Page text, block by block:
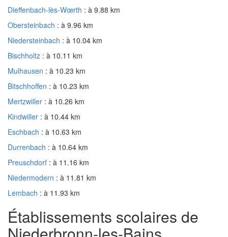
Dieffenbach-lès-Wœrth : à 9.88 km
Obersteinbach : à 9.96 km
Niedersteinbach : à 10.04 km
Bischholtz : à 10.11 km
Mulhausen : à 10.23 km
Bitschhoffen : à 10.23 km
Mertzwiller : à 10.26 km
Kindwiller : à 10.44 km
Eschbach : à 10.63 km
Durrenbach : à 10.64 km
Preuschdorf : à 11.16 km
Niedermodern : à 11.81 km
Lembach : à 11.93 km
Établissements scolaires de